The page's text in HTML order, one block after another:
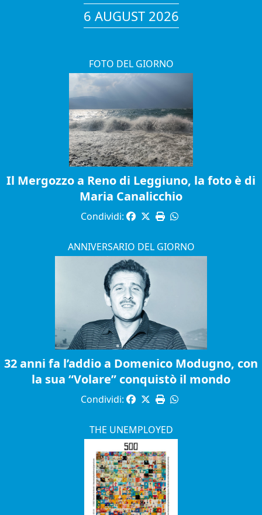
6 AUGUST 2026
FOTO DEL GIORNO
Il Mergozzo a Reno di Leggiuno, la foto è di
Maria Canalicchio
Condividi:
ANNIVERSARIO DEL GIORNO
32 anni fa l’addio a Domenico Modugno, con
la sua “Volare” conquistò il mondo
Condividi:
THE UNEMPLOYED